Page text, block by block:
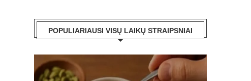
POPULIARIAUSI VISŲ LAIKŲ STRAIPSNIAI